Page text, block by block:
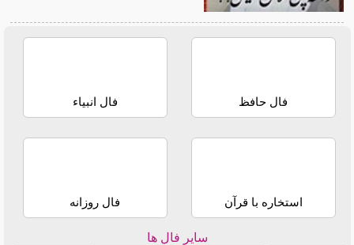
فال حافظ فال انبیاء
استخاره با قرآن فال روزانه
سایر فال ها